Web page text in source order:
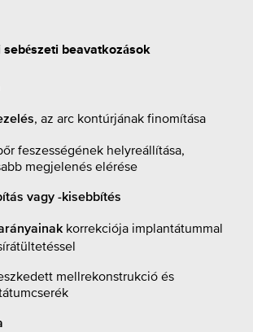
beavatkozások
, az arc kontúrjának finomítása
feszességének helyreállítása,
megjelenés elérése
vagy -kisebbítés
korrekciója implantátummal
mellrekonstrukció és